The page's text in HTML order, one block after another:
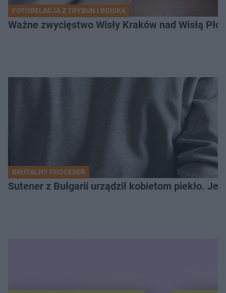
FOTORELACJA Z TRYBUN I BOISKA
Ważne zwycięstwo Wisły Kraków nad Wisłą
BRUTALNY PROCEDER
Sutener z Bułgarii urządził kobietom piekło.